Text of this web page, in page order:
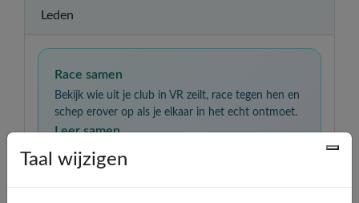
Leden
Race samen
Bekijk wie uit je club in VR zeilt, race tegen hen en
schep erover op als je elkaar in het echt ontmoet.
Leer samen
Oefen je zeilvaardigheden, vergelijk ervaringen en
steun elkaar terwijl je vordert van beginner tot
Taal wijzigen